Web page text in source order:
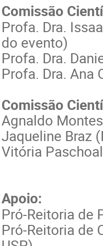
Comissão
Profa. Dra.
do evento)
Profa. Dra.
Profa. Dra. Ana
Comissão
Agnaldo
Jaqueline Braz
Vitória
Apoio:
Pró-Reitoria de
Pró-Reitoria de